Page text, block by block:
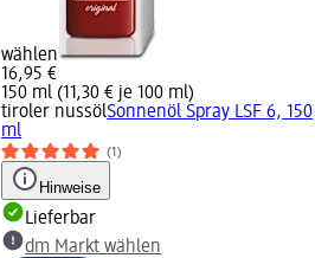
wählen
16,95 €
150 ml (11,30 € je 100 ml)
tiroler nussölSonnenöl Spray LSF 6, 150
ml
(1)
Hinweise
Lieferbar
dm Markt wählen